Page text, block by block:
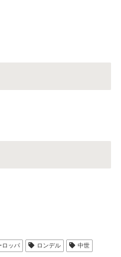
ロッパ ロンデル
中世